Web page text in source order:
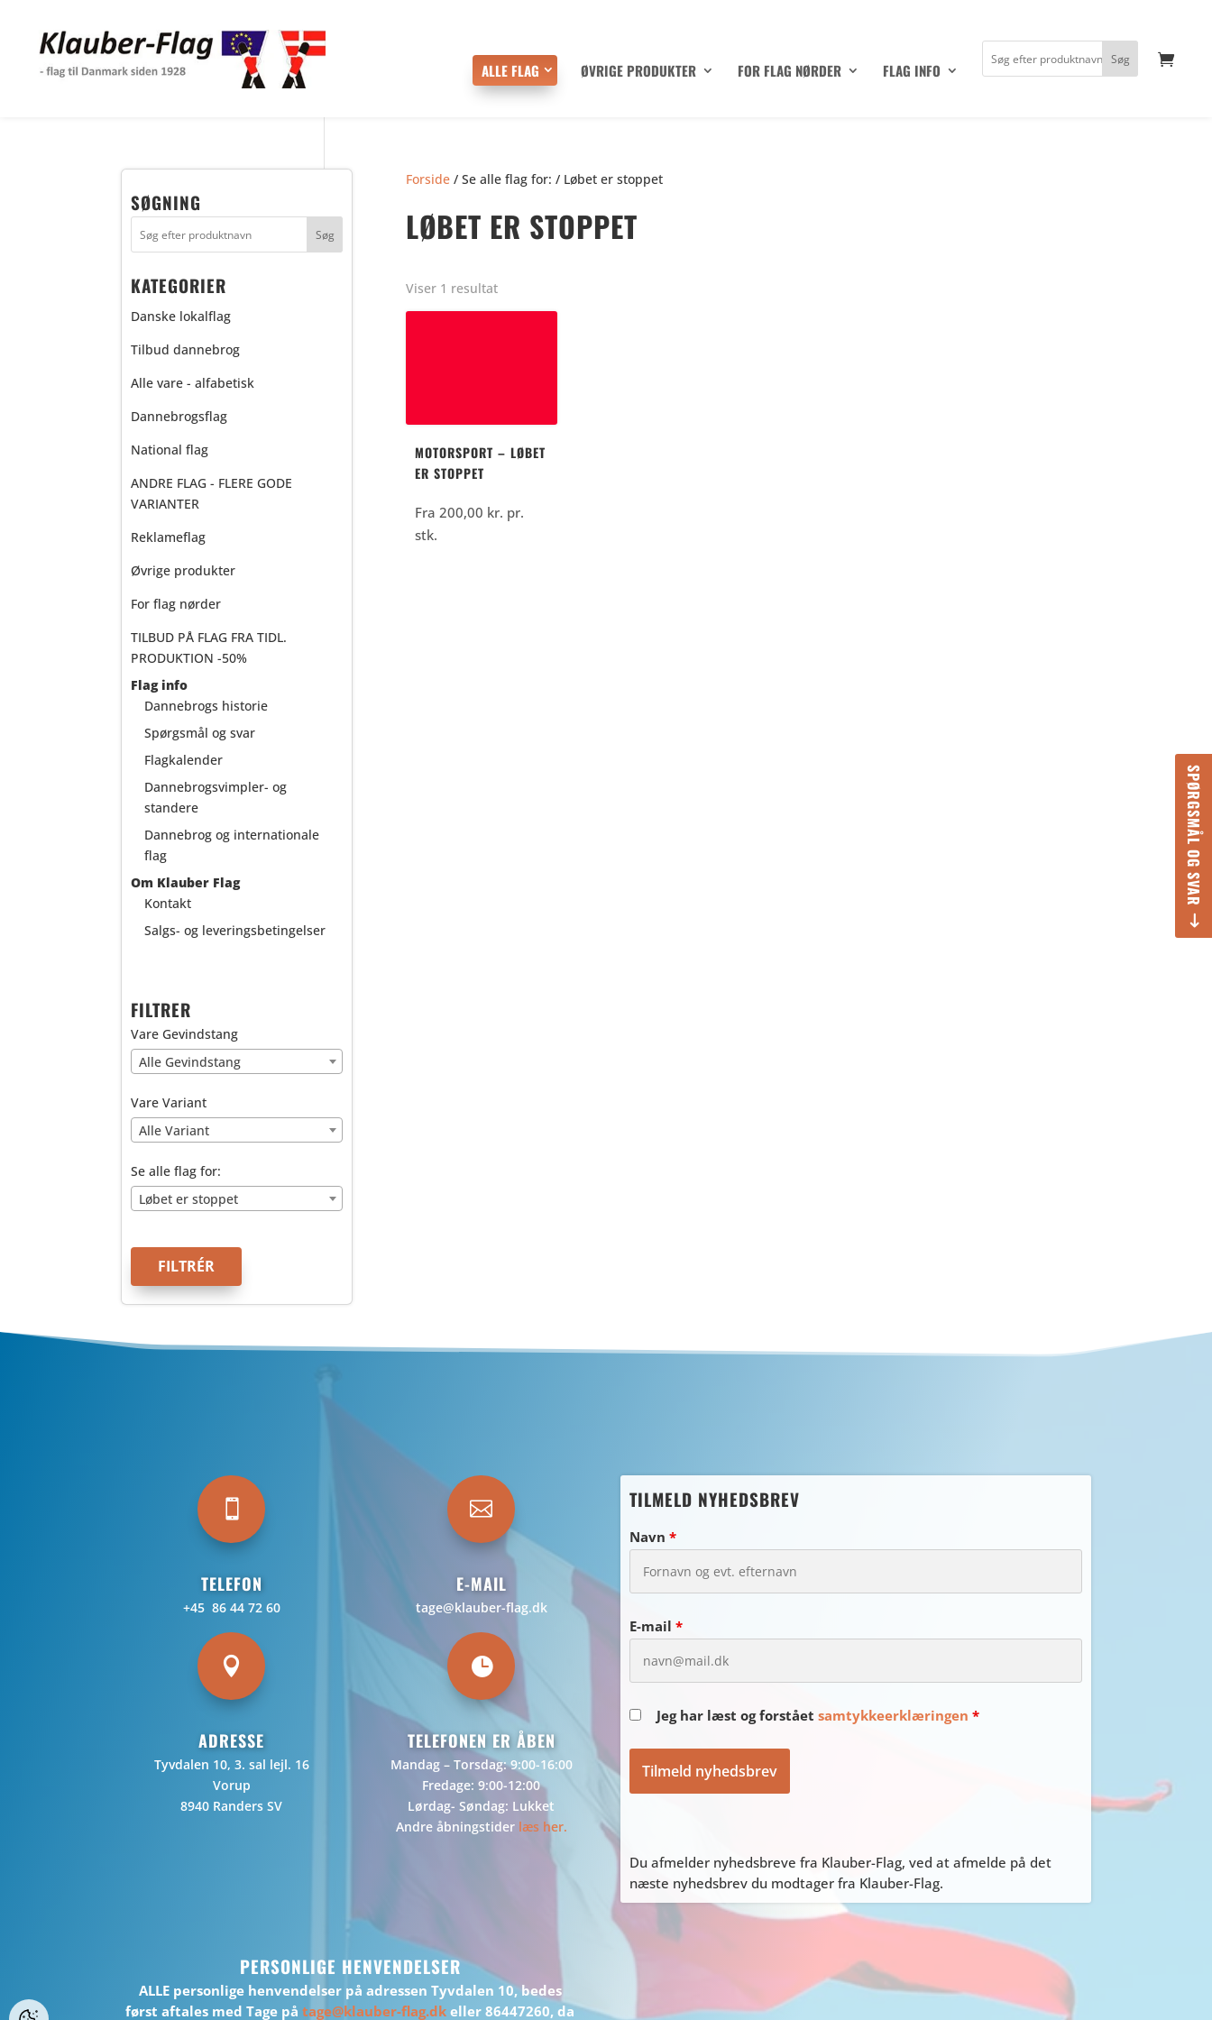
ALLE FLAG ØVRIGE PRODUKTER FOR FLAG NØRDER FLAG INFO
SPØRGSMÅL OG SVAR
Forside / Se alle flag for: / Løbet er stoppet
LØBET ER STOPPET
Viser 1 resultat
MOTORSPORT – LØBET
ER STOPPET
Fra200,00 kr. pr.
stk.
SØGNING
KATEGORIER
Danske lokalflag
Tilbud dannebrog
Alle vare - alfabetisk
Dannebrogsflag
National flag
ANDRE FLAG - FLERE GODE
VARIANTER
Reklameflag
Øvrige produkter
For flag nørder
TILBUD PÅ FLAG FRA TIDL.
PRODUKTION -50%
Flag info
Dannebrogs historie
Spørgsmål og svar
Flagkalender
Dannebrogsvimpler- og
standere
Dannebrog og internationale
flag
Om Klauber Flag
Kontakt
Salgs- og leveringsbetingelser
FILTRER
Vare Gevindstang
Alle Gevindstang
Vare Variant
Alle Variant
Se alle flag for:
Løbet er stoppet
FILTRÉR

TELEFON
+45 86 44 72 60

ADRESSE
Tyvdalen 10, 3. sal lejl. 16
Vorup
8940 Randers SV

E-MAIL
tage@klauber-flag.dk

TELEFONEN ER ÅBEN
Mandag – Torsdag: 9:00-16:00
Fredage: 9:00-12:00
Lørdag- Søndag: Lukket
Andre åbningstider læs her.
TILMELD NYHEDSBREV
Navn*
E-mail*
Jeg har læst og forståetsamtykkeerklæringen *
Du afmelder nyhedsbreve fra Klauber-Flag, ved at afmelde på det
næste nyhedsbrev du modtager fra Klauber-Flag.
PERSONLIGE HENVENDELSER
ALLE personlige henvendelser på adressen Tyvdalen 10, bedes
først aftales med Tage på tage@klauber-flag.dk eller 86447260, da